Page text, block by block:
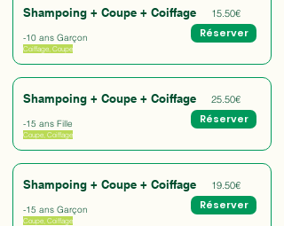
Shampoing + Coupe + Coiffage 15.50€
Réserver
-10 ans Garçon
Coiffage, Coupe
Shampoing + Coupe + Coiffage 25.50€
Réserver
-15 ans Fille
Coupe, Coiffage
Shampoing + Coupe + Coiffage 19.50€
Réserver
-15 ans Garçon
Coupe, Coiffage